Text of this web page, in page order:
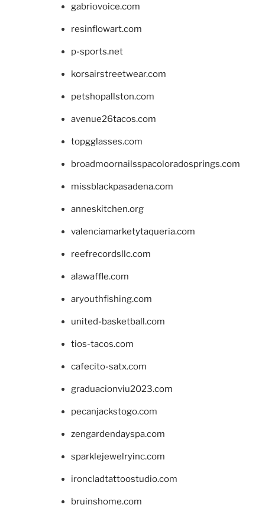
gabriovoice.com
resinflowart.com
p-sports.net
korsairstreetwear.com
petshopallston.com
avenue26tacos.com
topgglasses.com
broadmoornailsspacoloradosprings.com
missblackpasadena.com
anneskitchen.org
valenciamarketytaqueria.com
reefrecordsllc.com
alawaffle.com
aryouthfishing.com
united-basketball.com
tios-tacos.com
cafecito-satx.com
graduacionviu2023.com
pecanjackstogo.com
zengardendayspa.com
sparklejewelryinc.com
ironcladtattoostudio.com
bruinshome.com